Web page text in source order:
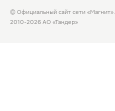
© Официальный сайт сети «Магнит».
2010-2026 АО «Тандер»